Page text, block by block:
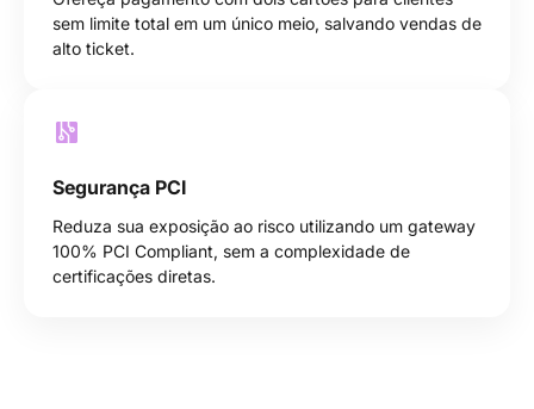
sem limite total em um único meio, salvando vendas de
alto ticket.
Segurança PCI
Reduza sua exposição ao risco utilizando um gateway
100% PCI Compliant, sem a complexidade de
certificações diretas.